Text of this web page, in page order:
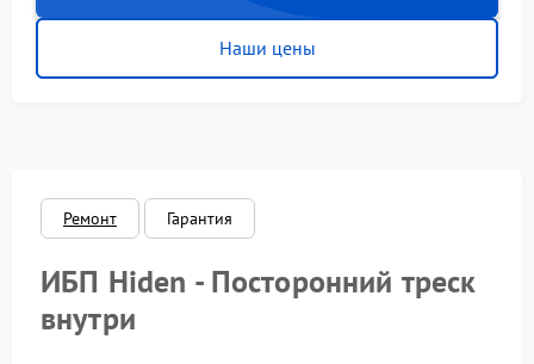
Наши цены
Ремонт Гарантия
ИБП Hiden - Посторонний треск
внутри